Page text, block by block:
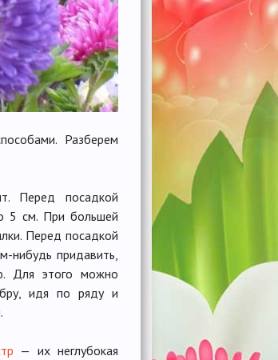
Разберем
Перед посадкой
5 см. При большей
Перед посадкой
нибудь придавить,
Для этого можно
идя по ряду и
— их неглубокая